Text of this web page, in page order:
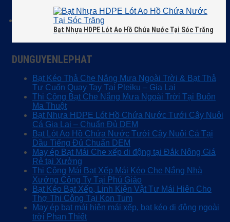
Bạt Nhựa HDPE Lót Ao Hồ Chứa Nước Tại Sóc Trăng
DUNGUYENLEPHAT
Bạt Kéo Thả Che Nắng Mưa Ngoài Trời & Bạt Thả
Tự Cuốn Quay Tay Tại Pleiku – Gia Lai
Thi Công Bạt Che Nắng Mưa Ngoài Trời Tại Buôn
Ma Thuột
Bạt Nhựa HDPE Lót Hồ Chứa Nước Tưới Cây Nuôi
Cá Gia Lai – Chuẩn Đủ DEM
Bạt Lót Ao Hồ Chứa Nước Tưới Cây Nuôi Cá Tại
Dầu Tiếng Đủ Chuẩn DEM
May ép Bạt Mái Che xếp di động tại Đắk Nông Giá
Rẻ tại Xưởng
Thi Công Mái Bạt Xếp Mái Kéo Che Nắng Nhà
Xưởng Công Ty Tại Phú Giáo
Bạt Kéo Bạt Xếp, Linh Kiện Vật Tư Mái Hiên Cho
Thợ Thi Công Tại Kon Tum
May ép bạt mái hiên mái xếp, bạt kéo di động ngoài
trời Phan Thiết